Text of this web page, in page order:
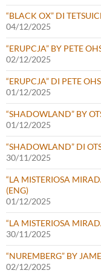
“BLACK OX” DI
04/12/2025
“ERUPCJA” BY PETE
02/12/2025
“ERUPCJA” DI PETE OHS
01/12/2025
“SHADOWLAND” BY
01/12/2025
“SHADOWLAND” DI
30/11/2025
“LA MISTERIOSA
(ENG)
01/12/2025
“LA MISTERIOSA
30/11/2025
“NUREMBERG” BY
02/12/2025